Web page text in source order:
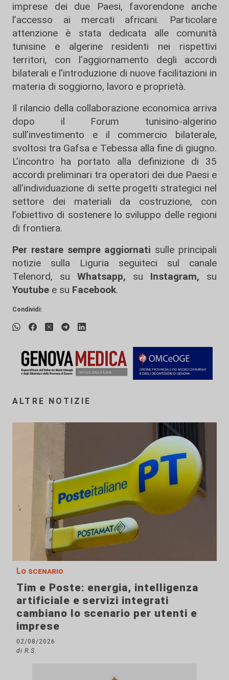
imprese dei due Paesi, favorendone anche
l’accesso ai mercati africani. Particolare
attenzione è stata dedicata alle comunità
tunisine e algerine residenti nei rispettivi
territori, con l’aggiornamento degli accordi
bilaterali e l’introduzione di nuove facilitazioni in
materia di soggiorno, lavoro e proprietà.
Il rilancio della collaborazione economica arriva
dopo il Forum tunisino-algerino
sull’investimento e il commercio bilaterale,
svoltosi tra Gafsa e Tebessa alla fine di giugno.
L’incontro ha portato alla definizione di 35
accordi preliminari tra operatori dei due Paesi e
all’individuazione di sette progetti strategici nel
settore dei materiali da costruzione, con
l’obiettivo di sostenere lo sviluppo delle regioni
di frontiera.
Per restare sempre aggiornati sulle principali
notizie sulla Liguria seguiteci sul canale
Telenord, su
Whatsapp, su Instagram, su
Youtube e su Facebook.
Condividi:
ALTRE NOTIZIE
Lo scenario
Tim e Poste: energia, intelligenza
artificiale e servizi integrati
cambiano lo scenario per utenti e
imprese
02/08/2026
di R.S.